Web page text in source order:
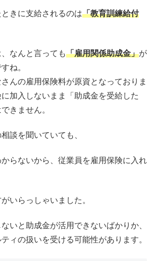
きに支給されるのは「教育訓練給付
なんと言っても「雇用関係助成金」が
ね。
んの雇用保険料が原資となっておりま
加入しないまま「助成金を受給した
きません。
談を聞いていても、
からないから、従業員を雇用保険に入れ
いらっしゃいました。
いと助成金が活用できないばかりか、
ィの扱いを受ける可能性があります。